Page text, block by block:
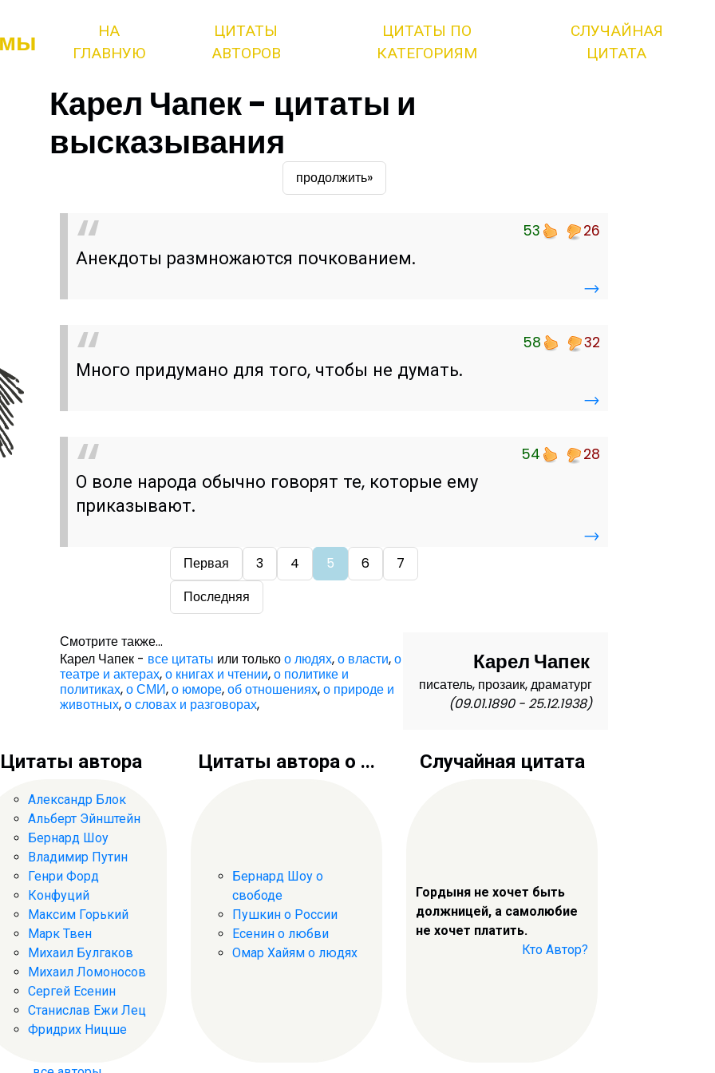
НА
ГЛАВНУЮ
ЦИТАТЫ
АВТОРОВ
ЦИТАТЫ ПО
КАТЕГОРИЯМ
СЛУЧАЙНАЯ
ЦИТАТА
Карел Чапек - цитаты и
высказывания
продолжить»
53 26
Анекдоты размножаются почкованием.
→
58 32
Много придумано для того, чтобы не думать.
→
54 28
О воле народа обычно говорят те, которые ему
приказывают.
→
Первая 3 4 5 6
7
Последняя
Карел Чапек
писатель, прозаик, драматург
(09.01.1890 - 25.12.1938)
Смотрите также...
Карел Чапек - все цитаты или толькоо людях,о власти,о
театре и актерах,о книгах и чтении,о политике и
политиках,о СМИ,о юморе,об отношениях,о природе и
животных,о словах и разговорах,
Цитаты автора
Александр Блок
Альберт Эйнштейн
Бернард Шоу
Владимир Путин
Генри Форд
Конфуций
Максим Горький
Марк Твен
Михаил Булгаков
Михаил Ломоносов
Сергей Есенин
Станислав Ежи Лец
Фридрих Ницше
Цитаты автора о ...
Бернард Шоу о
свободе
Пушкин о России
Есенин о любви
Омар Хайям о людях
Случайная цитата
Гордыня не хочет быть
должницей, а самолюбие
не хочет платить.
Кто Автор?